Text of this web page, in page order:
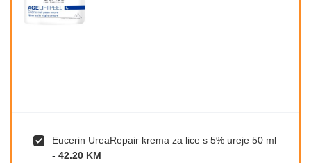
Eucerin UreaRepair krema za lice s 5% ureje 50 ml
- 42.20 KM